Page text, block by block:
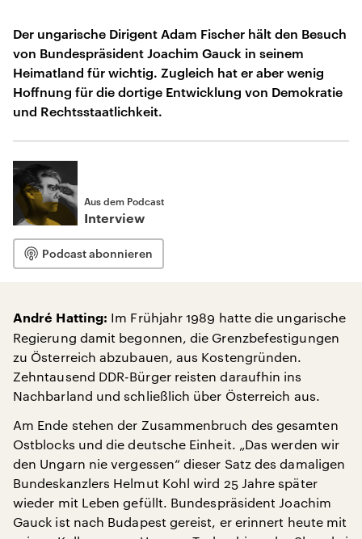
Der ungarische Dirigent Adam Fischer hält den Besuch
von Bundespräsident Joachim Gauck in seinem
Heimatland für wichtig. Zugleich hat er aber wenig
Hoffnung für die dortige Entwicklung von Demokratie
und Rechtsstaatlichkeit.
Aus dem Podcast
Interview
Podcast abonnieren
André Hatting: Im Frühjahr 1989 hatte die ungarische
Regierung damit begonnen, die Grenzbefestigungen
zu Österreich abzubauen, aus Kostengründen.
Zehntausend DDR-Bürger reisten daraufhin ins
Nachbarland und schließlich über Österreich aus.
Am Ende stehen der Zusammenbruch des gesamten
Ostblocks und die deutsche Einheit. „Das werden wir
den Ungarn nie vergessen“ dieser Satz des damaligen
Bundeskanzlers Helmut Kohl wird 25 Jahre später
wieder mit Leben gefüllt. Bundespräsident Joachim
Gauck ist nach Budapest gereist, er erinnert heute mit